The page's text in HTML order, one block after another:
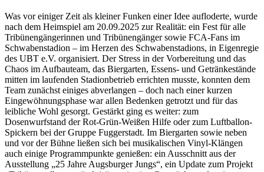
Was vor einiger Zeit als kleiner Funken einer Idee aufloderte, wurde
nach dem Heimspiel am 20.09.2025 zur Realität: ein Fest für alle
Tribünengängerinnen und Tribünengänger sowie FCA-Fans im
Schwabenstadion – im Herzen des Schwabenstadions, in Eigenregie
des UBT e.V. organisiert. Der Stress in der Vorbereitung und das
Chaos im Aufbauteam, das Biergarten, Essens- und Getränkestände
mitten im laufenden Stadionbetrieb errichten musste, konnten dem
Team zunächst einiges abverlangen – doch nach einer kurzen
Eingewöhnungsphase war allen Bedenken getrotzt und für das
leibliche Wohl gesorgt. Gestärkt ging es weiter: zum
Dosenwurfstand der Rot-Grün-Weißen Hilfe oder zum Luftballon-
Spickern bei der Gruppe Fuggerstadt. Im Biergarten sowie neben
und vor der Bühne ließen sich bei musikalischen Vinyl-Klängen
auch einige Programmpunkte genießen: ein Ausschnitt aus der
Ausstellung „25 Jahre Augsburger Jungs“, ein Update zum Projekt